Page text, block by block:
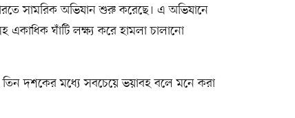
সামরিক অভিযান শুরু করেছে। এ অভিযানে
একাধিক ঘাঁটি লক্ষ্য করে হামলা চালানো
দশকের মধ্যে সবচেয়ে ভয়াবহ বলে মনে করা